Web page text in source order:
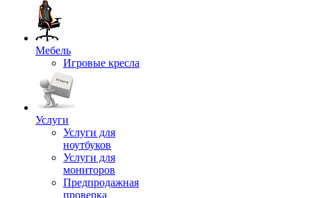
Мебель
Игровые кресла
Услуги
Услуги для
ноутбуков
Услуги для
мониторов
Предпродажная
проверка